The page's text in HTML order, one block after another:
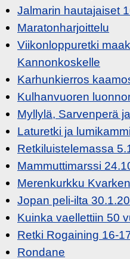
Jalmarin hautajaiset
Maratonharjoittelu
Viikonloppuretki
Kannonkoskelle
Karhunkierros
Kulhanvuoren
Myllylä, Sarvenperä
Laturetki ja
Retkiluistelemassa
Mammuttimarssi
Merenkurkku Kvarken
Jopan peli-ilta
Kuinka vaellettiin 50
Retki Rogaining 16-
Rondane